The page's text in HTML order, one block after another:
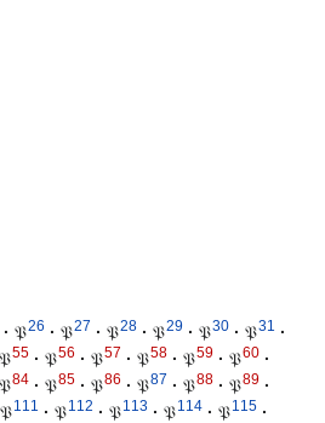
· 𝔓26 · 𝔓27 · 𝔓28 · 𝔓29 · 𝔓30 · 𝔓31
·
𝔓55 · 𝔓56 · 𝔓57 · 𝔓58 · 𝔓59 · 𝔓60 ·
𝔓84 · 𝔓85 · 𝔓86 · 𝔓87 · 𝔓88 · 𝔓89 ·
𝔓111 · 𝔓112 · 𝔓113 · 𝔓114 · 𝔓115 ·